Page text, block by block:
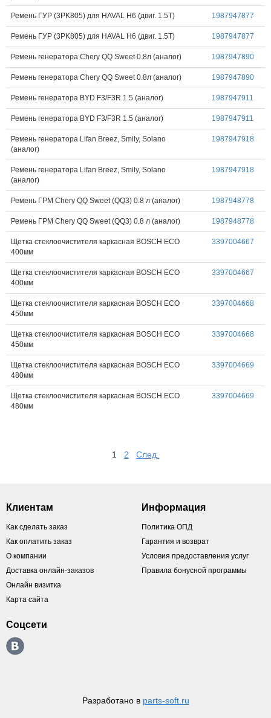
Ремень ГУР (3PK805) для HAVAL H6 (двиг. 1.5T) 1987947877
Ремень ГУР (3PK805) для HAVAL H6 (двиг. 1.5T) 1987947877
Ремень генератора Chery QQ Sweet 0.8л (аналог) 1987947890
Ремень генератора Chery QQ Sweet 0.8л (аналог) 1987947890
Ремень генератора BYD F3/F3R 1.5 (аналог) 1987947911
Ремень генератора BYD F3/F3R 1.5 (аналог) 1987947911
Ремень генератора Lifan Breez, Smily, Solano
(аналог)
1987947918
Ремень генератора Lifan Breez, Smily, Solano
(аналог)
1987947918
Ремень ГРМ Chery QQ Sweet (QQ3) 0.8 л (аналог) 1987948778
Ремень ГРМ Chery QQ Sweet (QQ3) 0.8 л (аналог) 1987948778
Щетка стеклоочистителя каркасная BOSCH ECO
400мм
3397004667
Щетка стеклоочистителя каркасная BOSCH ECO
400мм
3397004667
Щетка стеклоочистителя каркасная BOSCH ECO
450мм
3397004668
Щетка стеклоочистителя каркасная BOSCH ECO
450мм
3397004668
Щетка стеклоочистителя каркасная BOSCH ECO
480мм
3397004669
Щетка стеклоочистителя каркасная BOSCH ECO
480мм
3397004669
1 2 След.
Клиентам
Как сделать заказ
Как оплатить заказ
О компании
Доставка онлайн-заказов
Онлайн визитка
Карта сайта
Информация
Политика ОПД
Гарантия и возврат
Условия предоставления услуг
Правила бонусной программы
Соцсети
Разработано в parts-soft.ru